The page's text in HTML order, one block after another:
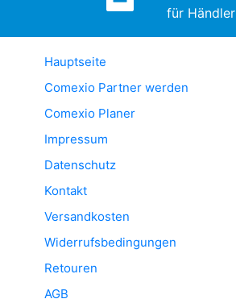
für Händler
Hauptseite
Comexio Partner werden
Comexio Planer
Impressum
Datenschutz
Kontakt
Versandkosten
Widerrufsbedingungen
Retouren
AGB